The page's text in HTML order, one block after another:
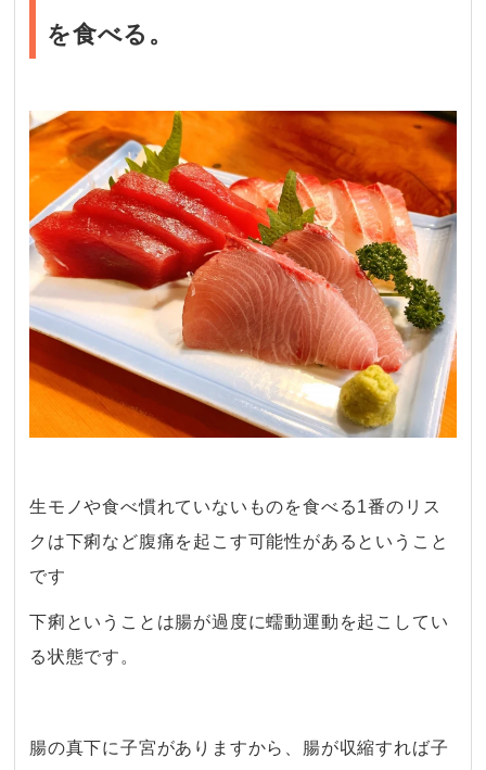
を食べる。
生モノや食べ慣れていないものを食べる1番のリス
クは下痢など腹痛を起こす可能性があるということ
です
下痢ということは腸が過度に蠕動運動を起こしてい
る状態です。
腸の真下に子宮がありますから、腸が収縮すれば子